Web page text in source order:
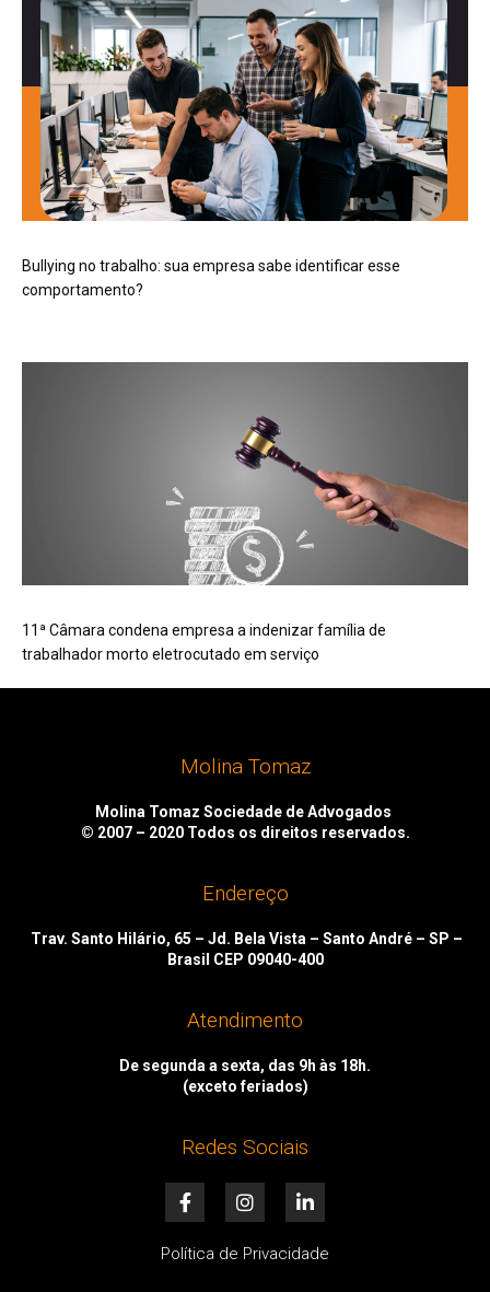
Bullying no trabalho: sua empresa sabe identificar esse
comportamento?
11ª Câmara condena empresa a indenizar família de
trabalhador morto eletrocutado em serviço
Molina Tomaz
Molina Tomaz Sociedade de Advogados
© 2007 – 2020 Todos os direitos reservados.
Endereço
Trav. Santo Hilário, 65 – Jd. Bela Vista – Santo André – SP –
Brasil CEP 09040-400
Atendimento
De segunda a sexta, das 9h às 18h.
(exceto feriados)
Redes Sociais
F
a
e
I
n
t
i
k
Política de Privacidade